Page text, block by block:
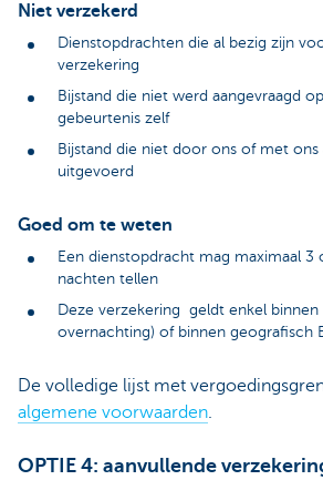
Niet verzekerd
Dienstopdrachten die al bezig zijn
verzekering
Bijstand die niet werd aangevraagd
gebeurtenis zelf
Bijstand die niet door ons of met
uitgevoerd
Goed om te weten
Een dienstopdracht mag maximaal 3
nachten tellen
Deze verzekering geldt enkel binnen
overnachting) of binnen geografisch
De volledige lijst met
algemene voorwaarden.
OPTIE 4: aanvullende